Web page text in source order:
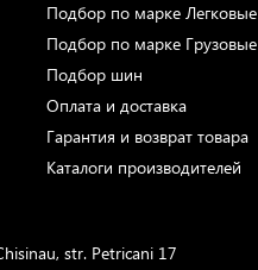
Подбор по марке
Подбор по марке
Подбор шин
Оплата и доставка
Гарантия и возврат товара
Каталоги производителей
str. Petricani 17